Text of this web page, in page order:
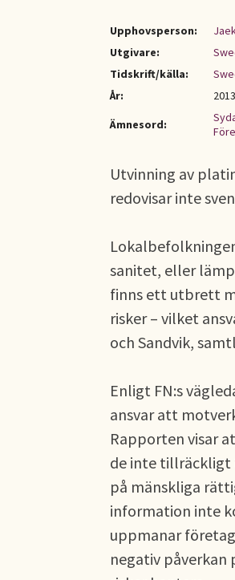
Upphovsperson:
Utgivare:
Tidskrift/källa:
År:
2013
Ämnesord:
Utvinning av
redovisar inte
sanitet, eller
finns ett utbrett
risker – vilket
och Sandvik,
Enligt FN:s
ansvar att
Rapporten visar
de inte tillräckligt
på mänskliga
information inte
uppmanar
negativ påverkan